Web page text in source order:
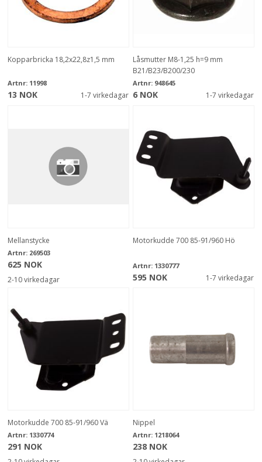
Kopparbricka 18,2x22,8z1,5 mm
Artnr: 11998
13 NOK 1-7 virkedagar
Låsmutter M8-1,25 h=9 mm
B21/B23/B200/230
Artnr: 948645
6 NOK 1-7 virkedagar
Mellanstycke
Artnr: 269503
625 NOK
2-10 virkedagar
Motorkudde 700 85-91/960 Hö
Artnr: 1330777
595 NOK 1-7 virkedagar
Motorkudde 700 85-91/960 Vä
Artnr: 1330774
291 NOK
Nippel
Artnr: 1218064
238 NOK